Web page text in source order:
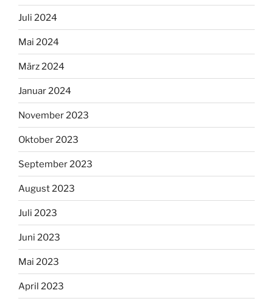
Juli 2024
Mai 2024
März 2024
Januar 2024
November 2023
Oktober 2023
September 2023
August 2023
Juli 2023
Juni 2023
Mai 2023
April 2023